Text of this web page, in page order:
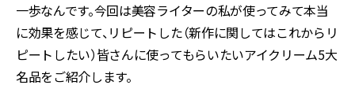
一歩なんです。今回は美容ライターの私が使ってみて本当
に効果を感じて、リピートした（新作に関してはこれからリ
ピートしたい）皆さんに使ってもらいたいアイクリーム5大
名品をご紹介します。